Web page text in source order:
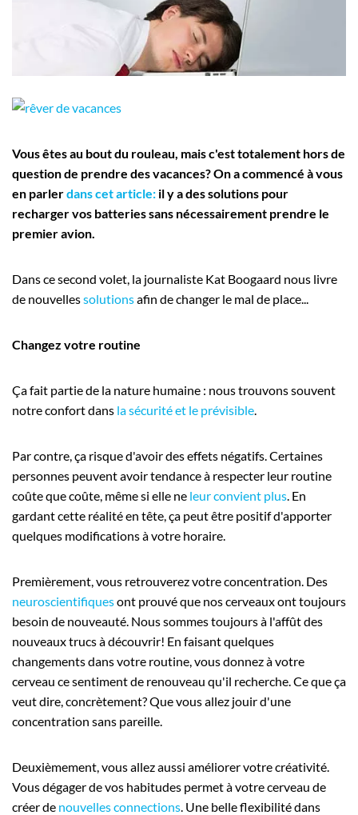
Employeurs
Publiez une offre d'emploi
Vous êtes au bout du rouleau, mais c'est totalement hors de
question de prendre des vacances? On a commencé à vous
en parlerdans cet article: il y a des solutions pour
recharger vos batteries sans nécessairement prendre le
premier avion.
Dans ce second volet, la journaliste Kat Boogaard nous livre
de nouvellessolutionsafin de changer le mal de place...
Changez votre routine
Ça fait partie de la nature humaine : nous trouvons souvent
notre confort dans la sécurité et le prévisible.
Par contre, ça risque d'avoir des effets négatifs. Certaines
personnes peuvent avoir tendance à respecter leur routine
coûte que coûte, même si elle ne leur convient plus. En
gardant cette réalité en tête, ça peut être positif d'apporter
quelques modifications à votre horaire.
Premièrement, vous retrouverez votre concentration. Des
neuroscientifiquesont prouvé que nos cerveaux ont toujours
besoin de nouveauté. Nous sommes toujours à l'affût des
nouveaux trucs à découvrir! En faisant quelques
changements dans votre routine, vous donnez à votre
cerveau ce sentiment de renouveau qu'il recherche. Ce que ça
veut dire, concrètement? Que vous allez jouir d'une
concentration sans pareille.
Deuxièmement, vous allez aussi améliorer votre créativité.
Vous dégager de vos habitudes permet à votre cerveau de
créer de nouvelles connections. Une belle flexibilité dans